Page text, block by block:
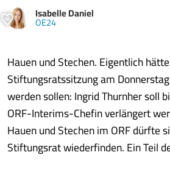
Isabelle Daniel
OE24
Hauen und Stechen. Eigentlich
Stiftungsratssitzung am
werden sollen: Ingrid Thurnher soll
ORF-Interims-Chefin verlängert
Hauen und Stechen im ORF dürfte
Stiftungsrat wiederfinden. Ein Teil